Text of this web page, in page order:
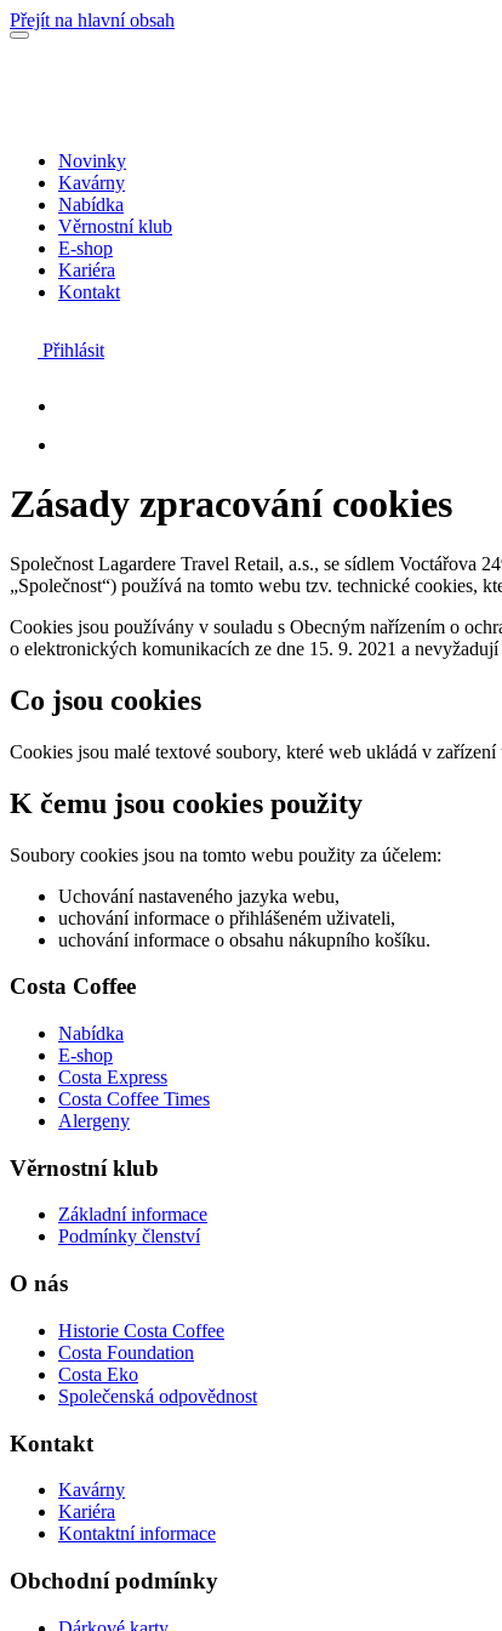
Přejít na hlavní obsah
Novinky
Kavárny
Nabídka
Věrnostní klub
E-shop
Kariéra
Kontakt
Přihlásit
Zásady zpracování cookies
Společnost Lagardere Travel Retail, a.s., se sídlem Voctářova
„Společnost“) používá na tomto webu tzv. technické cookies,
Cookies jsou používány v souladu s Obecným nařízením o
o elektronických komunikacích ze dne 15. 9. 2021 a
Co jsou cookies
Cookies jsou malé textové soubory, které web ukládá v
K čemu jsou cookies použity
Soubory cookies jsou na tomto webu použity za účelem:
Uchování nastaveného jazyka webu,
uchování informace o přihlášeném uživateli,
uchování informace o obsahu nákupního košíku.
Costa Coffee
Nabídka
E-shop
Costa Express
Costa Coffee Times
Alergeny
Věrnostní klub
Základní informace
Podmínky členství
O nás
Historie Costa Coffee
Costa Foundation
Costa Eko
Společenská odpovědnost
Kontakt
Kavárny
Kariéra
Kontaktní informace
Obchodní podmínky